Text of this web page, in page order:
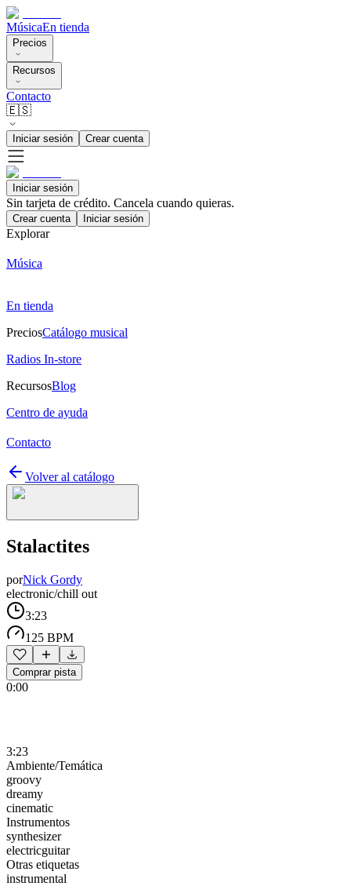
MúsicaEn tienda
Precios
Recursos
Contacto
🇪🇸
Iniciar sesión Crear cuenta
Iniciar sesión
Sin tarjeta de crédito. Cancela cuando quieras.
Crear cuenta Iniciar sesión
Explorar
Música
En tienda
PreciosCatálogo musical
Radios In-store
RecursosBlog
Centro de ayuda
Contacto
Volver al catálogo
Stalactites
porNick Gordy
electronic/chill out
3:23
125 BPM
Comprar pista
0:00
3:23
Ambiente/Temática
groovy
dreamy
cinematic
Instrumentos
synthesizer
electricguitar
Otras etiquetas
instrumental